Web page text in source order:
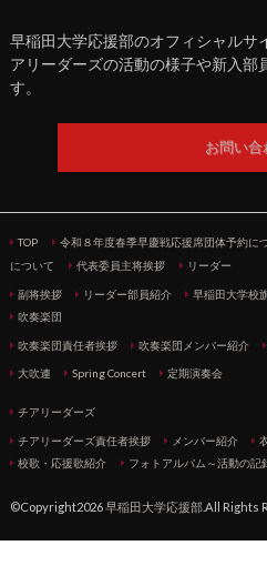
早稲田大学応援部のオフィシャルサ
アリーダーズの活動の様子や新入部
す。
お問い合
TOP 令和８年度春季早慶戦応援席団体予約に
について
代表委員主将挨拶 リーダー
副将挨拶 リーダー部員紹介
早稲田大学校
吹奏楽団
吹奏楽団責任者挨拶 吹奏楽団メンバー紹介
大吹連 Spring Concert 定期演奏会
チアリーダーズ
チアリーダーズ責任者挨拶 メンバー紹介
校歌・応援歌紹介
フォトアルバム～活動の記
©Copyright2026早稲田大学応援部.All Rights